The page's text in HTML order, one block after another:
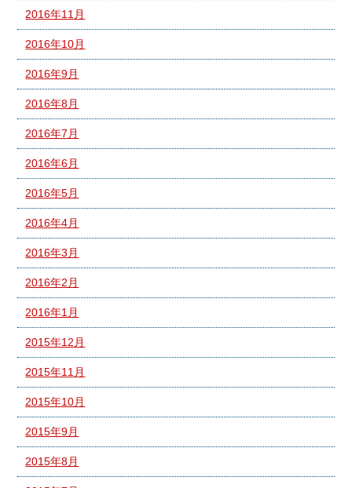
2016年11月
2016年10月
2016年9月
2016年8月
2016年7月
2016年6月
2016年5月
2016年4月
2016年3月
2016年2月
2016年1月
2015年12月
2015年11月
2015年10月
2015年9月
2015年8月